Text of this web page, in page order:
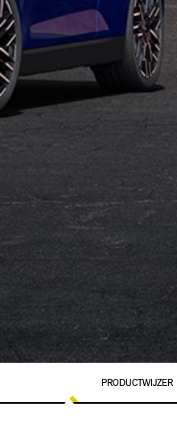
PRODUCTWIJZER